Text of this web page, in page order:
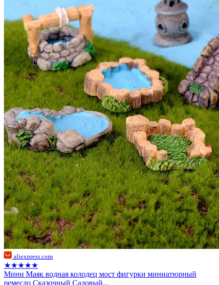
aliexpress.com
★★★★★
Мини Маяк водная колодец мост фигурки миниатюрный
ремесло Сказочный Садовый...